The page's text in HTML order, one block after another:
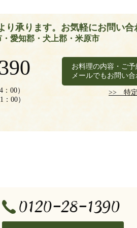
承ります。お気軽にお問い合
愛知郡・犬上郡・米原市
00）
00）
お料理の内容・ご
メールでもお問い合
>> 特定